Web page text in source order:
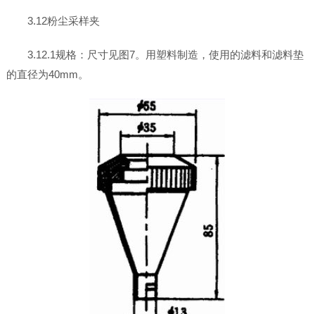
3.12粉尘采样夹
3.12.1规格：尺寸见图7。用塑料制造，使用的滤料和滤料垫
的直径为40mm。